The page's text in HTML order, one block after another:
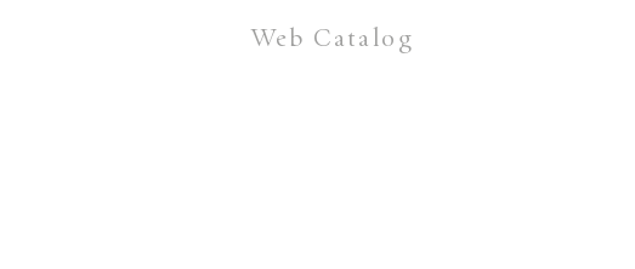
Web Catalog